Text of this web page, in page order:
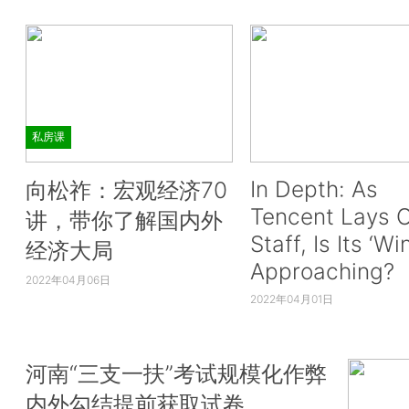
私房课
向松祚：宏观经济70
讲，带你了解国内外
经济大局
2022年04月06日
In Depth: As
Tencent Lays
Staff, Is Its
Approaching?
2022年04月01日
河南“三支一扶”考试规模化作弊
内外勾结提前获取试卷